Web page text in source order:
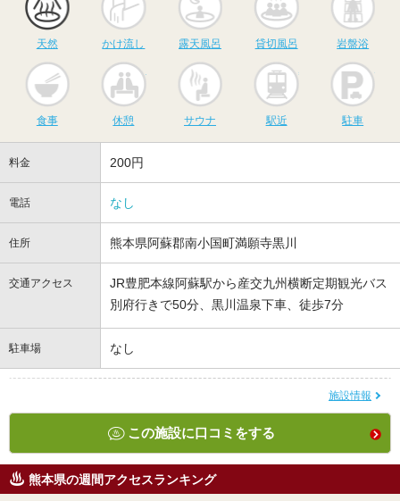
天然 かけ流し 露天風呂 貸切風呂 岩盤浴
食事 休憩
サウナ
サウナ 駅近 駐車
料金 200円
電話 なし
住所 熊本県阿蘇郡南小国町満願寺黒川
交通アクセス
JR豊肥本線阿蘇駅から産交九州横断定期観光バス
別府行きで50分、黒川温泉下車、徒歩7分
駐車場 なし
施設情報
この施設に口コミをする
熊本県の週間アクセスランキング